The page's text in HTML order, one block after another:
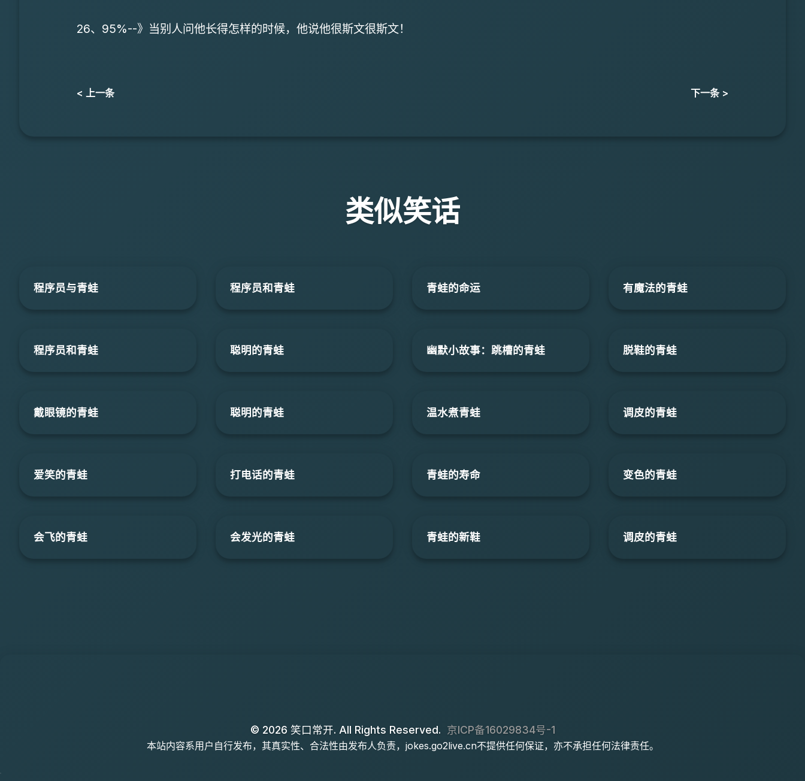
26、95%--》当别人问他长得怎样的时候，他说他很斯文很斯文！
< 上一条 下一条 >
类似笑话
程序员与青蛙 程序员和青蛙 青蛙的命运 有魔法的青蛙
程序员和青蛙 聪明的青蛙 幽默小故事：跳槽的青蛙 脱鞋的青蛙
戴眼镜的青蛙 聪明的青蛙 温水煮青蛙 调皮的青蛙
爱笑的青蛙 打电话的青蛙 青蛙的寿命 变色的青蛙
会飞的青蛙 会发光的青蛙 青蛙的新鞋 调皮的青蛙
© 2026 笑口常开. All Rights Reserved. 京ICP备16029834号-1
本站内容系用户自行发布，其真实性、合法性由发布人负责，jokes.go2live.cn不提供任何保证，亦不承担任何法律责任。